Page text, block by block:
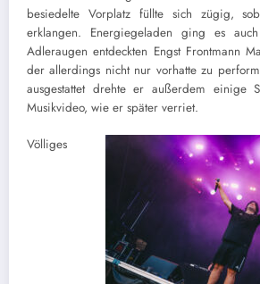
besiedelte Vorplatz füllte sich zügig,
erklangen. Energiegeladen ging es
Adleraugen entdeckten Engst Frontmann
der allerdings nicht nur vorhatte zu
ausgestattet drehte er außerdem einige
Musikvideo, wie er später verriet.
Völliges